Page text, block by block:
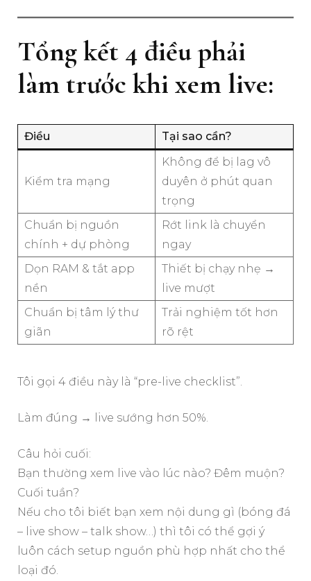
Tổng kết 4 điều phải
làm trước khi xem live:
Điều Tại sao cần?
Kiểm tra mạng
Không để bị lag vô
duyên ở phút quan
trọng
Chuẩn bị nguồn
chính + dự phòng
Rớt link là chuyển
ngay
Dọn RAM & tắt app
nền
Thiết bị chạy nhẹ →
live mượt
Chuẩn bị tâm lý thư
giãn
Trải nghiệm tốt hơn
rõ rệt
Tôi gọi 4 điều này là “pre-live checklist”.
Làm đúng → live sướng hơn 50%.
Câu hỏi cuối:
Bạn thường xem live vào lúc nào? Đêm muộn?
Cuối tuần?
Nếu cho tôi biết bạn xem nội dung gì (bóng đá
– live show – talk show…) thì tôi có thể gợi ý
luôn cách setup nguồn phù hợp nhất cho thể
loại đó.